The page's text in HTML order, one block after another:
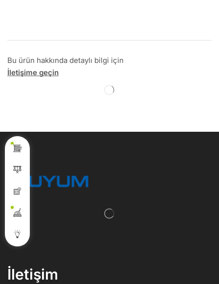
Bu ürün hakkında detaylı bilgi için
İletişime geçin
İletişim